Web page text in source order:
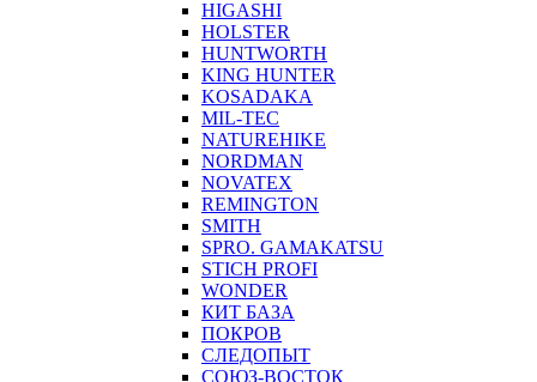
HIGASHI
HOLSTER
HUNTWORTH
KING HUNTER
KOSADAKA
MIL-TEC
NATUREHIKE
NORDMAN
NOVATEX
REMINGTON
SMITH
SPRO. GAMAKATSU
STICH PROFI
WONDER
КИТ БАЗА
ПОКРОВ
СЛЕДОПЫТ
СОЮЗ-ВОСТОК